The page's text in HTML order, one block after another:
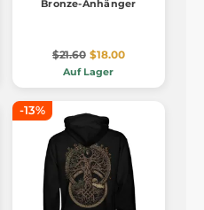
Bronze-Anhänger
$21.60 $18.00
Auf Lager
-13%